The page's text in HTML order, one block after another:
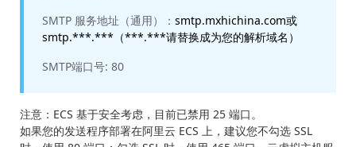
SMTP 服务地址（通用）：smtp.mxhichina.com或
smtp.***.***（***.***请替换成为您的解析域名）
SMTP端口号: 80
注意：ECS 基于安全考虑，目前已禁用 25 端口。
如果您的发送程序部署在阿里云 ECS 上，建议您不勾选 SSL